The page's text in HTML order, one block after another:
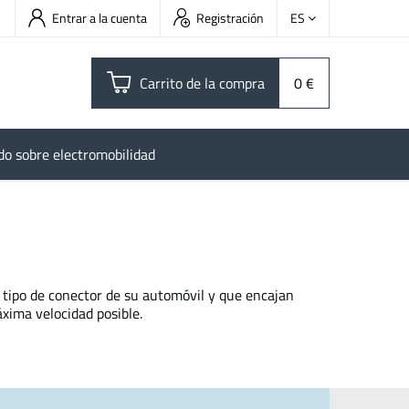
Entrar a la cuenta Registración ES
Carrito de la compra 0 €
sobre electromobilidad
de conector de su automóvil y que encajan
velocidad posible.